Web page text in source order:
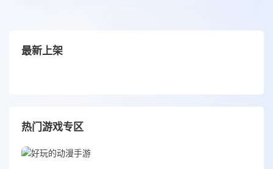
最新上架
热门游戏专区